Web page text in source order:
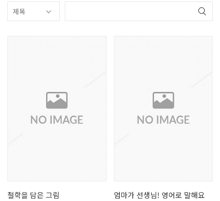
철학을 담은 그림 엄마가 선생님! 영어로 말해요